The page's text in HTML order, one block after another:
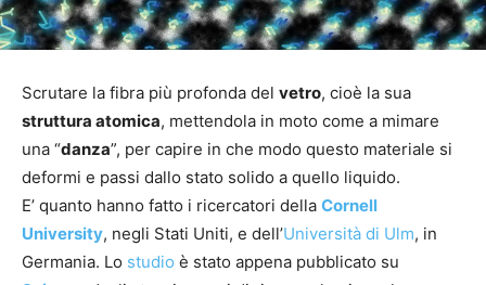
Scrutare la fibra più profonda del vetro, cioè la sua
struttura atomica, mettendola in moto come a mimare
una “danza”, per capire in che modo questo materiale si
deformi e passi dallo stato solido a quello liquido.
E’ quanto hanno fatto i ricercatori della Cornell
University, negli Stati Uniti, e dell’Università di Ulm, in
Germania. Lo studio è stato appena pubblicato su